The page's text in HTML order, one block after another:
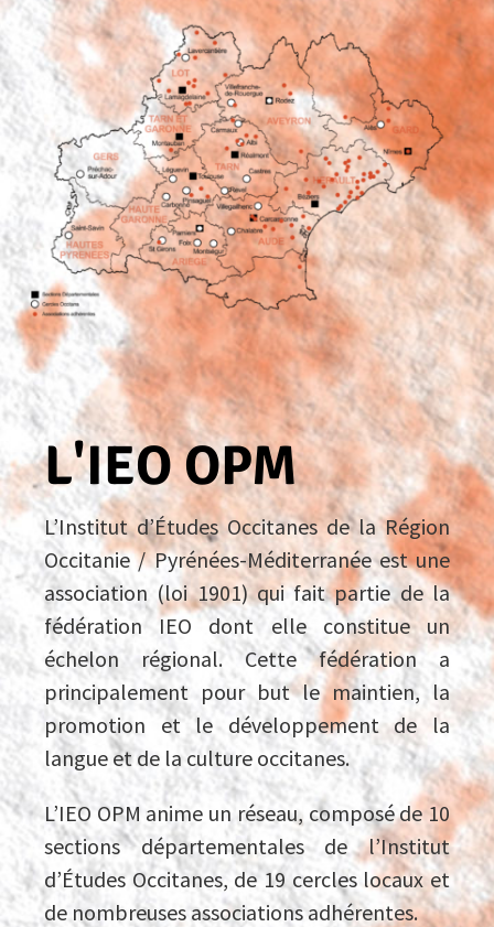
L'IEO OPM
L’Institut d’Études Occitanes de la Région
Occitanie / Pyrénées-Méditerranée est une
association (loi 1901) qui fait partie de la
fédération IEO dont elle constitue un
échelon régional. Cette fédération a
principalement pour but le maintien, la
promotion et le développement de la
langue et de la culture occitanes.
L’IEO OPM anime un réseau, composé de 10
sections départementales de l’Institut
d’Études Occitanes, de 19 cercles locaux et
de nombreuses associations adhérentes.